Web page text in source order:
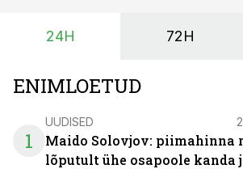
põllumajandusettevõtete jaoks
24H 72H
ENIMLOETUD
1
UUDISED
Maido Solovjov: piimahinna
lõputult ühe osapoole kanda